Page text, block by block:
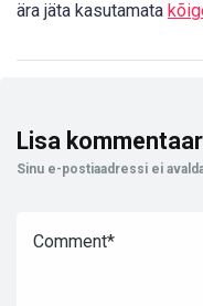
ära jäta kasutamata
Lisa kommentaar
Sinu e-postiaadressi ei